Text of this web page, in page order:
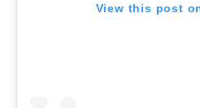
View this post